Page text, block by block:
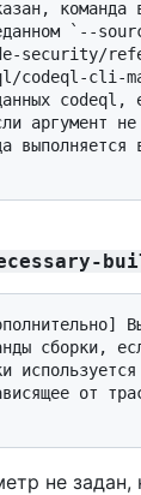
команда
`--
security/
codeql-cli-
codeql,
аргумент
выполняется
сборки,
от
не задан,